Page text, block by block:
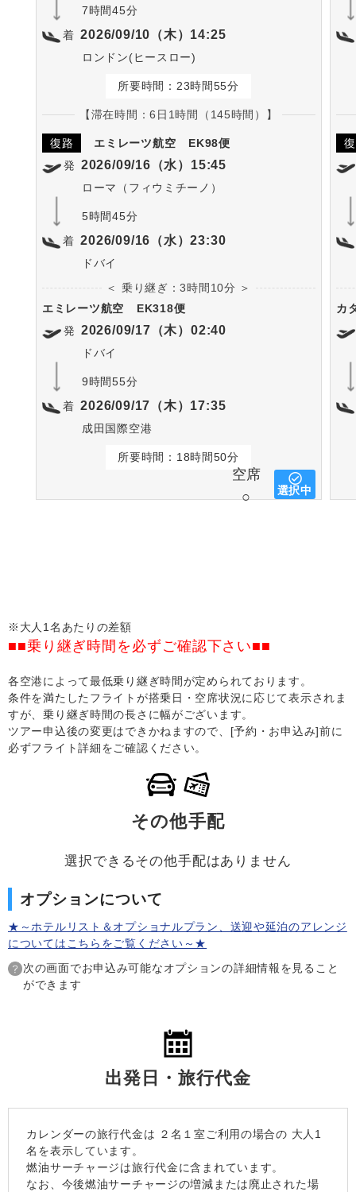
7時間45分
着 2026/09/10（木）14:25
ロンドン(ヒースロー)
所要時間：23時間55分
【滞在時間：6日1時間（145時間）】
復路 エミレーツ航空
EK98便
発 2026/09/16（水）15:45
ローマ（フィウミチーノ）
5時間45分
着 2026/09/16（水）23:30
ドバイ
＜ 乗り継ぎ：3時間10分 ＞
エミレーツ航空
EK318便
発 2026/09/17（木）02:40
ドバイ
9時間55分
着 2026/09/17（木）17:35
成田国際空港
所要時間：18時間50分
空席
○
選択中
カ
※大人1名あたりの差額
■■乗り継ぎ時間を必ずご確認下さい■■
各空港によって最低乗り継ぎ時間が定められております。
条件を満たしたフライトが搭乗日・空席状況に応じて表示されま
すが、乗り継ぎ時間の長さに幅がございます。
ツアー申込後の変更はできかねますので、[予約・お申込み]前に
必ずフライト詳細をご確認ください。
その他手配
選択できるその他手配はありません
オプションについて
★～ホテルリスト＆オプショナルプラン、送迎や延泊のアレンジ
についてはこちらをご覧ください～★
次の画面でお申込み可能なオプションの詳細情報を見ること
ができます
出発日・旅行代金
カレンダーの旅行代金は ２名１室 ご利用の場合の 大人1
名を表示しています。
燃油サーチャージは旅行代金に含まれています。
なお、今後燃油サーチャージの増減または廃止された場